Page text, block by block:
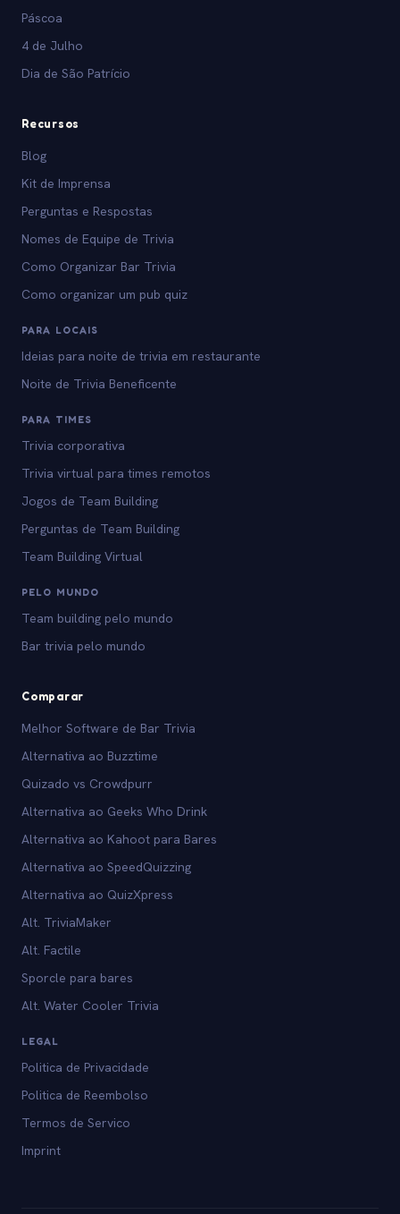
Páscoa
4 de Julho
Dia de São Patrício
Recursos
Blog
Kit de Imprensa
Perguntas e Respostas
Nomes de Equipe de Trivia
Como Organizar Bar Trivia
Como organizar um pub quiz
PARA LOCAIS
Ideias para noite de trivia em restaurante
Noite de Trivia Beneficente
PARA TIMES
Trivia corporativa
Trivia virtual para times remotos
Jogos de Team Building
Perguntas de Team Building
Team Building Virtual
PELO MUNDO
Team building pelo mundo
Bar trivia pelo mundo
Comparar
Melhor Software de Bar Trivia
Alternativa ao Buzztime
Quizado vs Crowdpurr
Alternativa ao Geeks Who Drink
Alternativa ao Kahoot para Bares
Alternativa ao SpeedQuizzing
Alternativa ao QuizXpress
Alt. TriviaMaker
Alt. Factile
Sporcle para bares
Alt. Water Cooler Trivia
LEGAL
Politica de Privacidade
Politica de Reembolso
Termos de Servico
Imprint